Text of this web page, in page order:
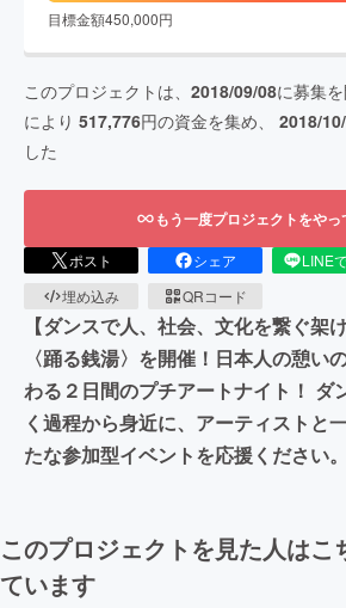
目標金額450,000円
このプロジェクトは、 2018/09/08に募集を
により 517,776円の資金を集め、 2018/
した
もう一度プロジェクトをや
ポスト シェア LINE
埋め込み
QRコード
【ダンスで人、社会、文化を繋ぐ架
〈踊る銭湯〉を開催！日本人の憩い
わる２日間のプチアートナイト！ ダ
く過程から身近に、アーティストと
たな参加型イベントを応援ください。
このプロジェクトを見た人はこ
ています